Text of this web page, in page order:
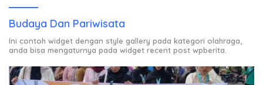
Budaya Dan Pariwisata
Ini contoh widget dengan style gallery pada kategori olahraga,
anda bisa mengaturnya pada widget recent post wpberita.